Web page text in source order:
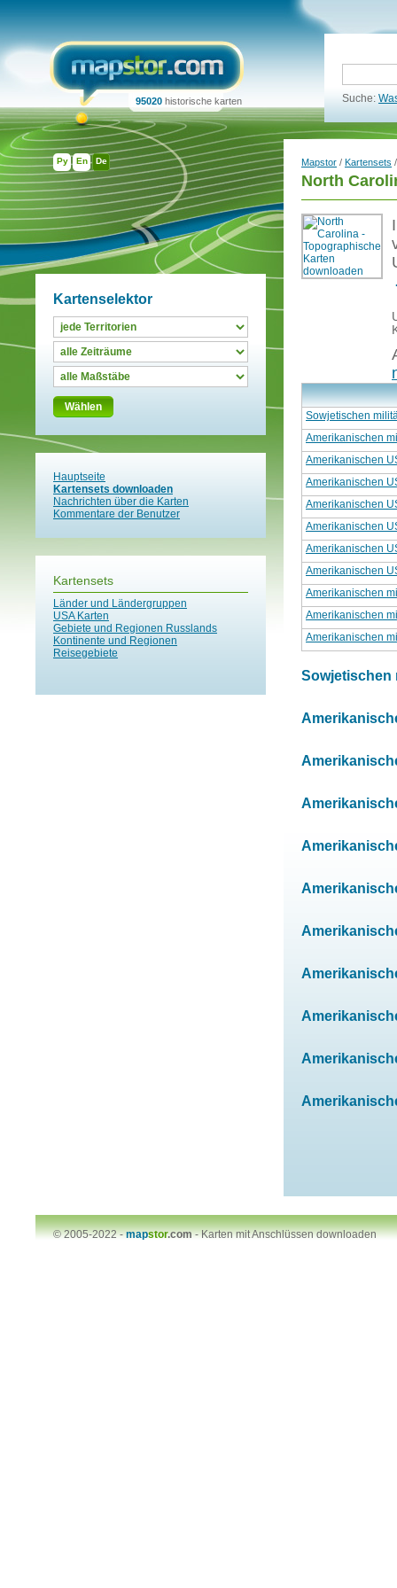
Ру En De
95020 historische karten Suche:
Kartenselektor
Wählen
Hauptseite
Kartensets downloaden
Nachrichten über die Karten
Kommentare der Benutzer
Kartensets
Länder und Ländergruppen
USA Karten
Gebiete und Regionen Russlands
Kontinente und Regionen
Reisegebiete
Mapstor / Kartensets
North
Sowjetischen
Amerikanischen
Amerikanischen
Amerikanischen
Amerikanischen
Amerikanischen
Amerikanischen
Amerikanischen
Amerikanischen
Amerikanischen
Amerikanischen
Sowjetischen
© 2005-2022 -mapstor.com-Karten mit Anschlüssen downloaden